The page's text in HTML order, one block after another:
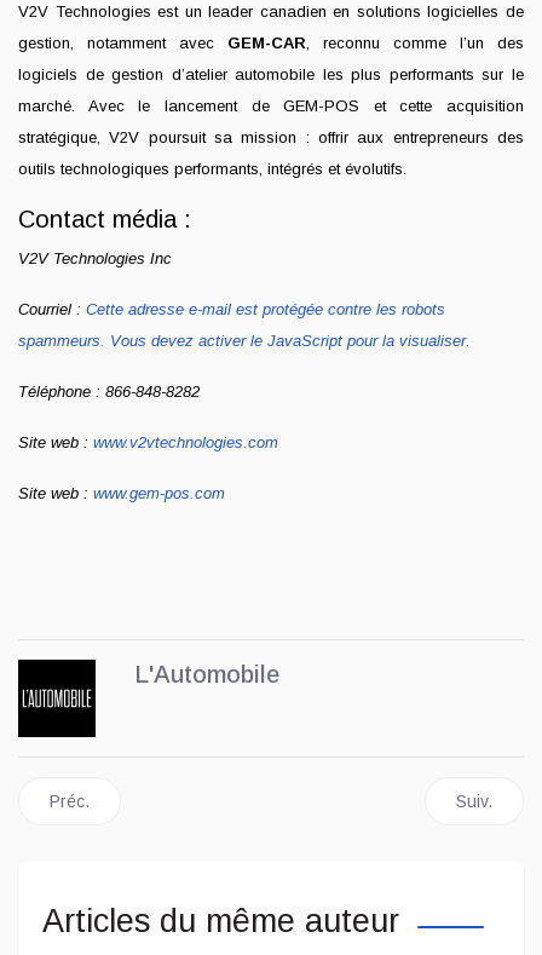
V2V Technologies est un leader canadien en solutions logicielles de
gestion, notamment avec GEM-CAR , reconnu comme l’un des
logiciels de gestion d’atelier automobile les plus performants sur le
marché. Avec le lancement de GEM-POS et cette acquisition
stratégique, V2V poursuit sa mission : offrir aux entrepreneurs des
outils technologiques performants, intégrés et évolutifs.
Contact média :
V2V Technologies Inc
Courriel : Cette adresse e-mail est protégée contre les robots
spammeurs. Vous devez activer le JavaScript pour la visualiser.
Téléphone : 866-848-8282
Site web : www.v2vtechnologies.com
Site web : www.gem-pos.com
L'Automobile
Article précédent : Le musée Rodrigue est maintenant ouvert !
Préc. Article
Suiv.
Articles du même auteur